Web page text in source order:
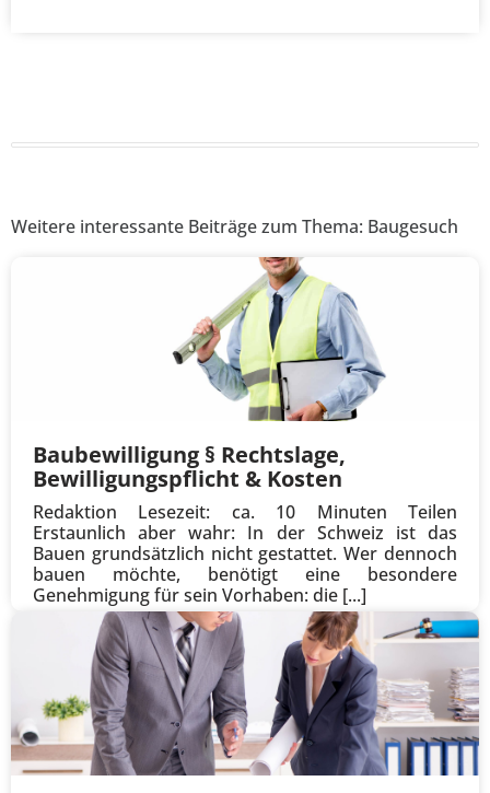
Weitere interessante Beiträge zum Thema: Baugesuch
Baubewilligung § Rechtslage,
Bewilligungspflicht & Kosten
Redaktion Lesezeit: ca. 10 Minuten Teilen
Erstaunlich aber wahr: In der Schweiz ist das
Bauen grundsätzlich nicht gestattet. Wer dennoch
bauen möchte, benötigt eine besondere
Genehmigung für sein Vorhaben: die [...]